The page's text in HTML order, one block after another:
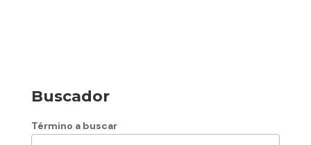
Buscador
Término a buscar